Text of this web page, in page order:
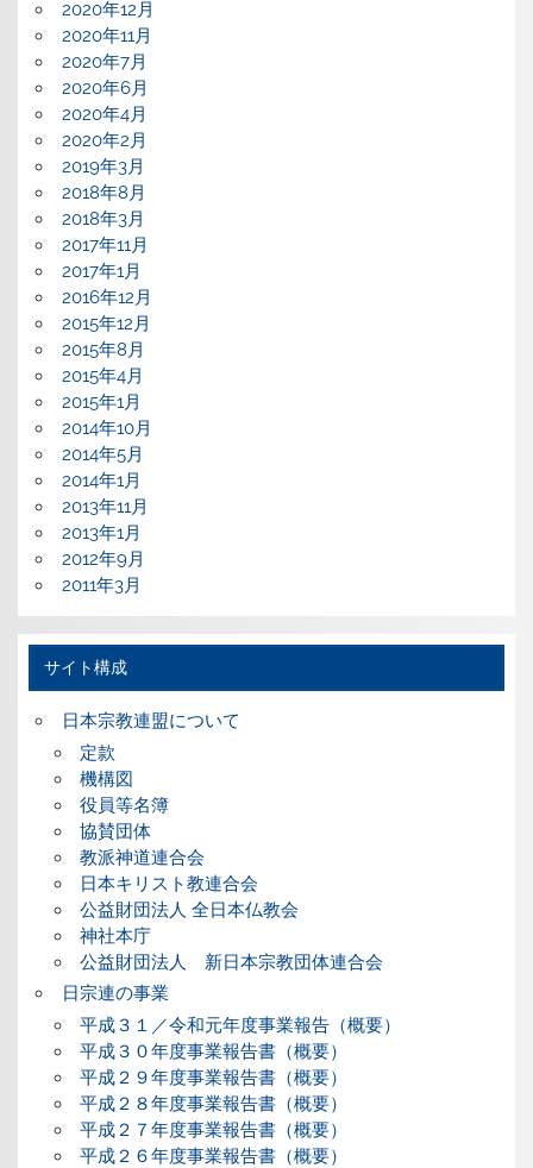
2020年12月
2020年11月
2020年7月
2020年6月
2020年4月
2020年2月
2019年3月
2018年8月
2018年3月
2017年11月
2017年1月
2016年12月
2015年12月
2015年8月
2015年4月
2015年1月
2014年10月
2014年5月
2014年1月
2013年11月
2013年1月
2012年9月
2011年3月
サイト構成
日本宗教連盟について
定款
機構図
役員等名簿
協賛団体
教派神道連合会
日本キリスト教連合会
公益財団法人 全日本仏教会
神社本庁
公益財団法人 新日本宗教団体連合会
日宗連の事業
平成３１／令和元年度事業報告（概要）
平成３０年度事業報告書（概要）
平成２９年度事業報告書（概要）
平成２８年度事業報告書（概要）
平成２７年度事業報告書（概要）
平成２６年度事業報告書（概要）